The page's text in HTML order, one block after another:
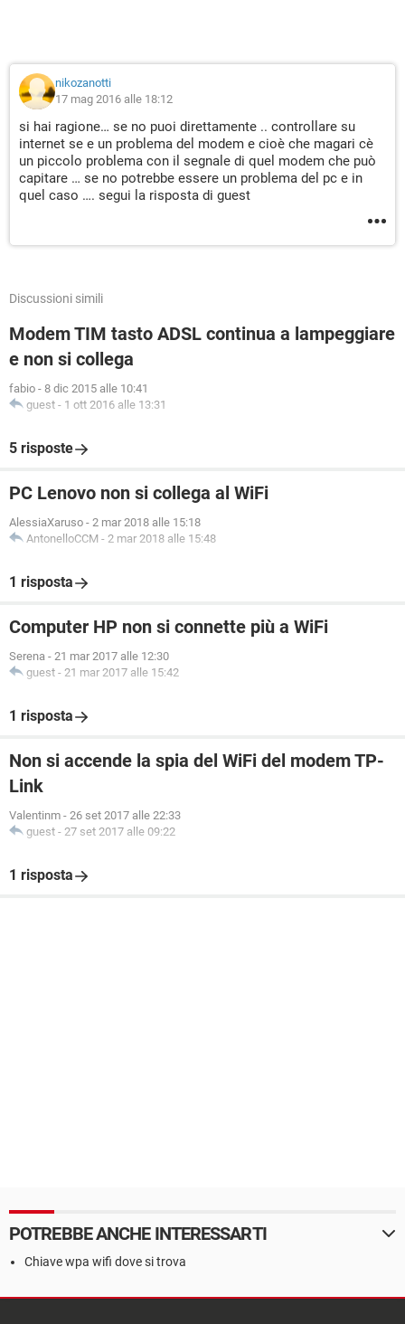
nikozanotti
17 mag 2016 alle 18:12
si hai ragione… se no puoi direttamente .. controllare su
internet se e un problema del modem e cioè che magari cè
un piccolo problema con il segnale di quel modem che può
capitare … se no potrebbe essere un problema del pc e in
quel caso …. segui la risposta di guest
Discussioni simili
Modem TIM tasto ADSL continua a lampeggiare
e non si collega
fabio - 8 dic 2015 alle 10:41
guest - 1 ott 2016 alle 13:31
5 risposte
PC Lenovo non si collega al WiFi
AlessiaXaruso - 2 mar 2018 alle 15:18
AntonelloCCM - 2 mar 2018 alle 15:48
1 risposta
Computer HP non si connette più a WiFi
Serena - 21 mar 2017 alle 12:30
guest - 21 mar 2017 alle 15:42
1 risposta
Non si accende la spia del WiFi del modem TP-
Link
Valentinm - 26 set 2017 alle 22:33
guest - 27 set 2017 alle 09:22
1 risposta
POTREBBE ANCHE INTERESSARTI
Chiave wpa wifi dove si trova